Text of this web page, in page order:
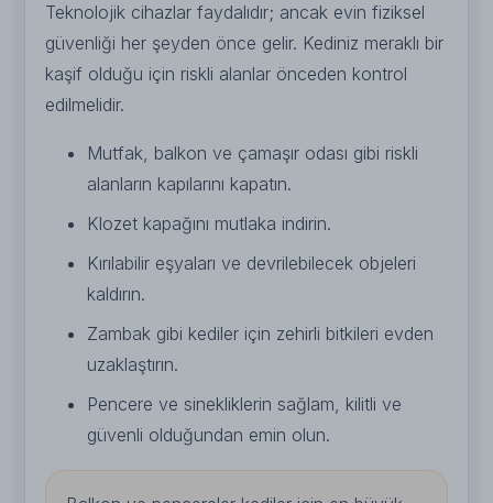
Teknolojik cihazlar faydalıdır; ancak evin fiziksel
güvenliği her şeyden önce gelir. Kediniz meraklı bir
kaşif olduğu için riskli alanlar önceden kontrol
edilmelidir.
Mutfak, balkon ve çamaşır odası gibi riskli
alanların kapılarını kapatın.
Klozet kapağını mutlaka indirin.
Kırılabilir eşyaları ve devrilebilecek objeleri
kaldırın.
Zambak gibi kediler için zehirli bitkileri evden
uzaklaştırın.
Pencere ve sinekliklerin sağlam, kilitli ve
güvenli olduğundan emin olun.